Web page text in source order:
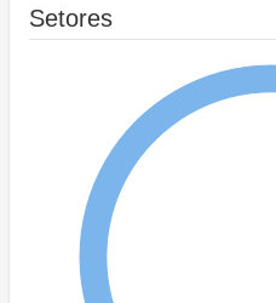
Setores